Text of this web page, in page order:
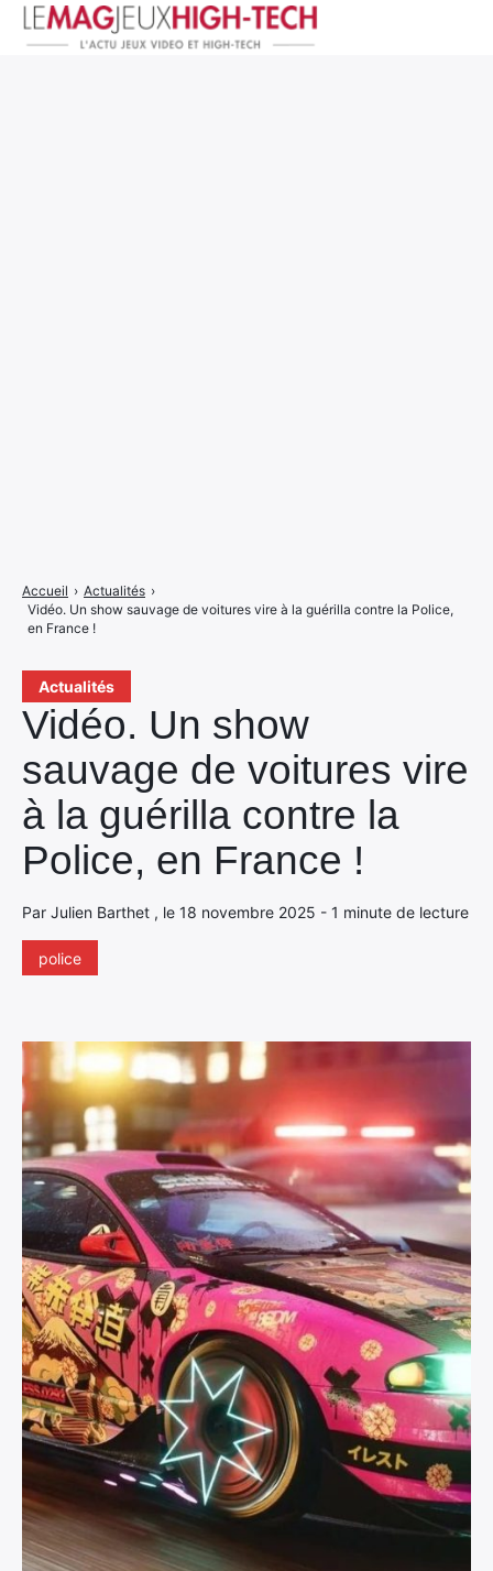
Actualités
Vidéo. Un show
sauvage de voitures vire
à la guérilla contre la
Police, en France !
Par Julien Barthet , le 18 novembre 2025 - 1 minute de lecture
police
Accueil › Actualités ›
Vidéo. Un show sauvage de voitures vire à la guérilla contre la Police,
en France !